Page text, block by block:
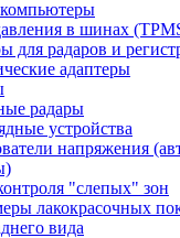
в шинах
для радаров и
адаптеры
радары
устройства
напряжения
"слепых" зон
лакокрасочных
вида